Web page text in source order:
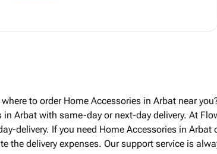
было даже лучше, чем я могла
представить! Безумно вкусный торт,
роскошные шарики, красивая упаковка,
а самое трогательное - мою открытку с
to order Home Accessories in Arbat near
in Arbat with same-day or next-day delivery. At
delivery. If you need Home Accessories in
the delivery expenses. Our support service is